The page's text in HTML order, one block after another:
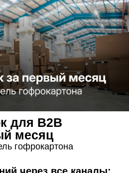
для B2B
месяц
гофрокартона